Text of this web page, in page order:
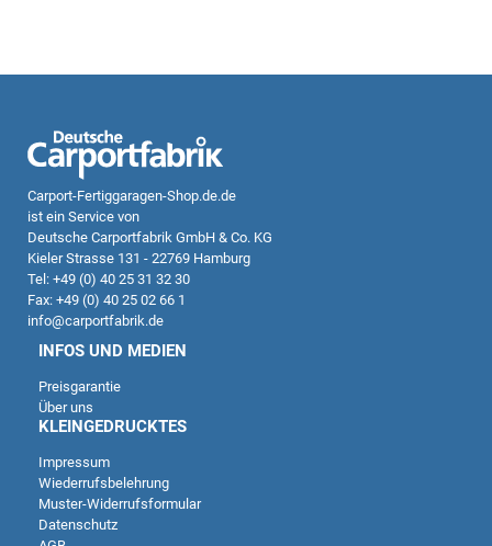
Carport-Fertiggaragen-Shop.de.de
ist ein Service von
Deutsche Carportfabrik GmbH & Co. KG
Kieler Strasse 131 - 22769 Hamburg
Tel: +49 (0) 40 25 31 32 30
Fax: +49 (0) 40 25 02 66 1
info@carportfabrik.de
INFOS UND MEDIEN
Preisgarantie
Über uns
KLEINGEDRUCKTES
Impressum
Wiederrufsbelehrung
Muster-Widerrufsformular
Datenschutz